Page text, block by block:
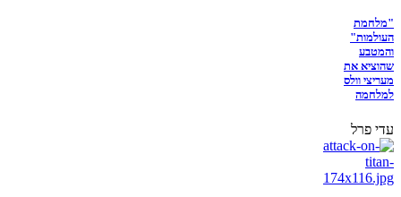
"מלחמת
העולמות"
והמטבע
שהוציא את
מעריצי וולס
למלחמה
עדי פרל